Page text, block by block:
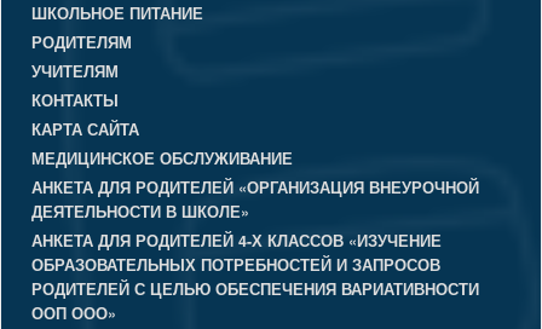
ШКОЛЬНОЕ ПИТАНИЕ
РОДИТЕЛЯМ
УЧИТЕЛЯМ
КОНТАКТЫ
КАРТА САЙТА
МЕДИЦИНСКОЕ ОБСЛУЖИВАНИЕ
АНКЕТА ДЛЯ РОДИТЕЛЕЙ «ОРГАНИЗАЦИЯ ВНЕУРОЧНОЙ
ДЕЯТЕЛЬНОСТИ В ШКОЛЕ»
АНКЕТА ДЛЯ РОДИТЕЛЕЙ 4-Х КЛАССОВ «ИЗУЧЕНИЕ
ОБРАЗОВАТЕЛЬНЫХ ПОТРЕБНОСТЕЙ И ЗАПРОСОВ
РОДИТЕЛЕЙ С ЦЕЛЬЮ ОБЕСПЕЧЕНИЯ ВАРИАТИВНОСТИ
ООП ООО»